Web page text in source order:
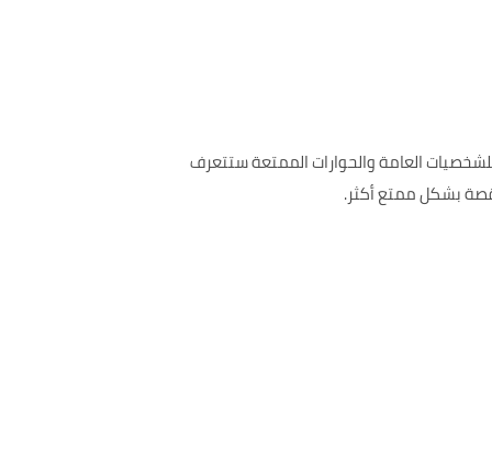
العامة والحوارات الممتعة ستتعرف
بشكل ممتع أكثر.